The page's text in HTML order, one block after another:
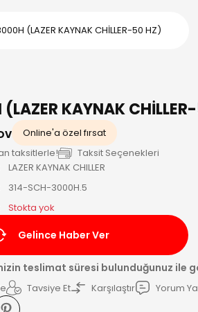
(LAZER KAYNAK CHİLLER-50 HZ)
KAYNAK
Online'a özel fırsat
taksitlerle!
Taksit Seçenekleri
LAZER KAYNAK CHILLER
314-SCH-3000H.5
Stokta yok
Gelince Haber Ver
teslimat süresi bulunduğunuz ile
Tavsiye Et Karşılaştır Yorum